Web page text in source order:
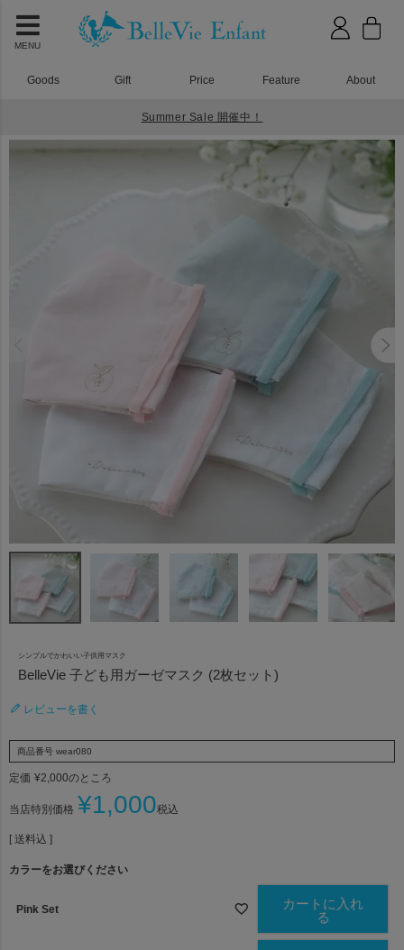
MENU
Goods Gift Price Feature About
Summer Sale 開催中！
BelleVie 子ども用ガーゼマスク (2枚セット)
シンプルでかわいい子供用マスク
BelleVie 子ども用ガーゼマスク (2枚セット)
レビューを書く
商品番号 wear080
定価 ¥2,000のところ
当店特別価格 ¥1,000税込
送料込
カラーをお選びください
Pink Set
カートに入れ
る